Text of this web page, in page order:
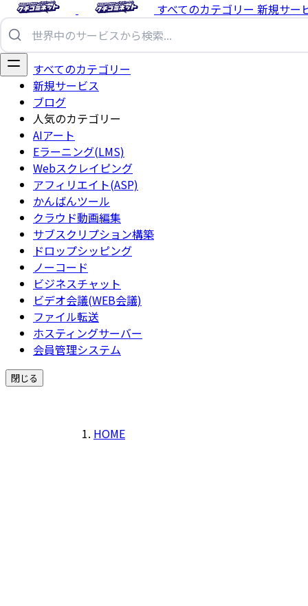
すべてのカテゴリー 新規サー
すべてのカテゴリー
新規サービス
ブログ
人気のカテゴリー
AIアート
Eラーニング(LMS)
Webスクレイピング
アフィリエイト(ASP)
かんばんツール
クラウド動画編集
サブスクリプション構築
ドロップシッピング
ノーコード
ビジネスチャット
ビデオ会議(WEB会議)
ファイル転送
ホスティングサーバー
会員管理システム
閉じる
HOME